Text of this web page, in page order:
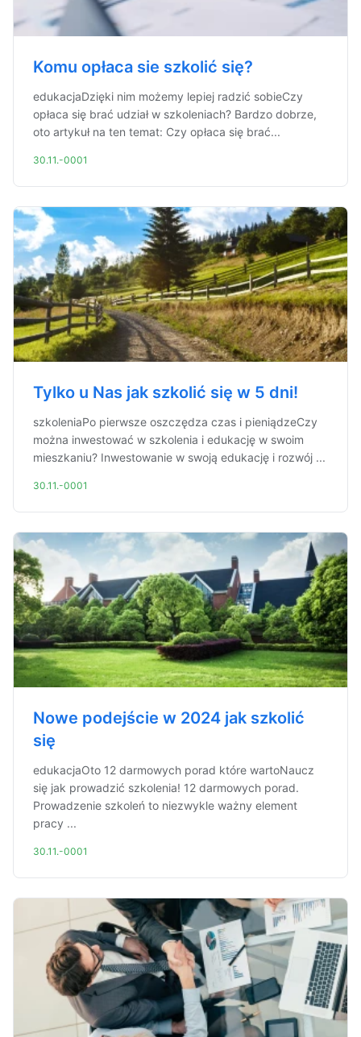
Komu opłaca sie szkolić się?
edukacjaDzięki nim możemy lepiej radzić sobieCzy
opłaca się brać udział w szkoleniach? Bardzo dobrze,
oto artykuł na ten temat: Czy opłaca się brać...
30.11.-0001
Tylko u Nas jak szkolić się w 5 dni!
szkoleniaPo pierwsze oszczędza czas i pieniądzeCzy
można inwestować w szkolenia i edukację w swoim
mieszkaniu? Inwestowanie w swoją edukację i rozwój ...
30.11.-0001
Nowe podejście w 2024 jak szkolić
się
edukacjaOto 12 darmowych porad które wartoNaucz
się jak prowadzić szkolenia! 12 darmowych porad.
Prowadzenie szkoleń to niezwykle ważny element
pracy ...
30.11.-0001